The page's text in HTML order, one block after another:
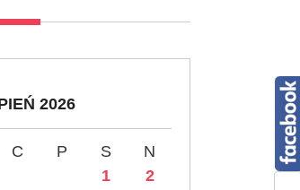
2026
C P S
N
1
2